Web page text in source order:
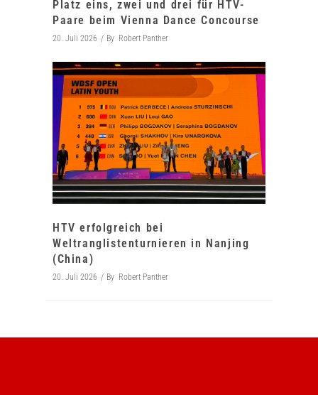
Platz eins, zwei und drei für HTV-
Paare beim Vienna Dance Concourse
20. Juli 2026 By Robert Panther
HTV erfolgreich bei
Weltranglistenturnieren in Nanjing
(China)
20. Juli 2026 By Robert Panther